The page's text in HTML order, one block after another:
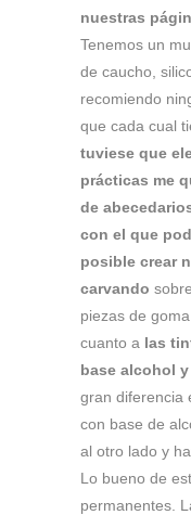
nuestras
Tenemos un
de caucho,
recomiendo
que cada cual
tuviese que
prácticas me
de
con el que
posible crear
carvando
piezas de
cuanto a las
base alcohol
gran diferencia
con base de
al otro lado y
Lo bueno de
permanentes.